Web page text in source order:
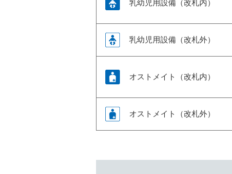
乳幼児用設備（改札内）
乳幼児用設備（改札外）
オストメイト（改札内）
オストメイト（改札外）